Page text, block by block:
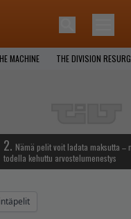
MACHINE THE DIVISION
2. Nämä pelit voit ladata maksutta –
todella kehuttu arvostelumenestys